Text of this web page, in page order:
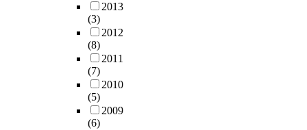
2013
(3)
2012
(8)
2011
(7)
2010
(5)
2009
(6)